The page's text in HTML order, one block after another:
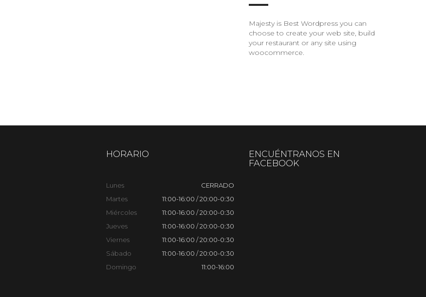
Majesty is Best Wordpress you can
choose to create your web site, build
your restaurant or any site using
woocommerce.
HORARIO
Lunes
CERRADO
Martes
11:00-16:00 / 20:00-0:30
Miércoles
11:00-16:00 / 20:00-0:30
Jueves
11:00-16:00 / 20:00-0:30
Viernes
11:00-16:00 / 20:00-0:30
Sábado
11:00-16:00 / 20:00-0:30
Domingo
11:00-16:00
ENCUÉNTRANOS EN
FACEBOOK